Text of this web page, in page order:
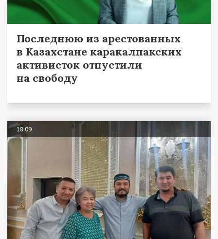
Последнюю из арестованных
в Казахстане каракалпакских
активисток отпустили
на свободу
18.09